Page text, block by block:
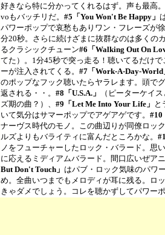
好きなら特に分かってくれるはず。声も最高
voもバッチリだ。 #5「You Won't Be Happy」
パワーポップで哀愁もありワン・フレーズが
分20秒。さらに続けざまに抜群なのは多くの
るクラシックチューン#6「Walking Out On
てた）。1分45秒で突っ走る！聴いてるだけ
ーが注入されてくる。 #7「Work-A-Day-World
のポップなフック聴いたらヤラレます。頭で
返される・・。 #8「U.S.A.」
（ピーターケイ
ズ期の曲？）、 #9「Let Me Into Your Life」 と
いて気分はサマーポップでアゲアゲです。 #10
ナーヴス時代のモノ。この曲辺りが同僚ロッ
ルズよりもバライティに富んだところかな。
ノをフューチャーしたロック・バラード。思
に応えるミディアムバラード。間口広いぜア
But Don't Touch」 はパブ・ロック気味のパワ
め。全曲いつまでもメロディが耳に残る。ロ
きゃダメでしょう。コレを聴かずしてパワー